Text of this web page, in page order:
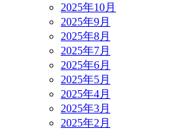
2025年10月
2025年9月
2025年8月
2025年7月
2025年6月
2025年5月
2025年4月
2025年3月
2025年2月